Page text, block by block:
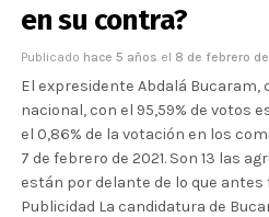
en su contra?
Publicado hace 5 años el 8 de febrero
El expresidente Abdalá
nacional, con el 95,59% de votos
el 0,86% de la votación en los
7 de febrero de 2021. Son 13 las
están por delante de lo que antes
Publicidad La candidatura de